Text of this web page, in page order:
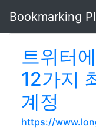
Bookmarking
트위터
12가지
계정
https://